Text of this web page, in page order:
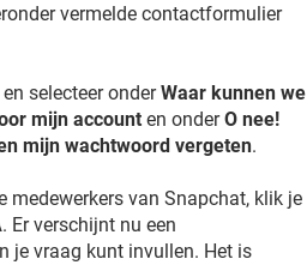
vermelde contactformulier
selecteer onderWaar kunnen we
mijn account en onderO nee!
mijn wachtwoord vergeten.
medewerkers van Snapchat, klik je
. Er verschijnt nu een
je vraag kunt invullen. Het is